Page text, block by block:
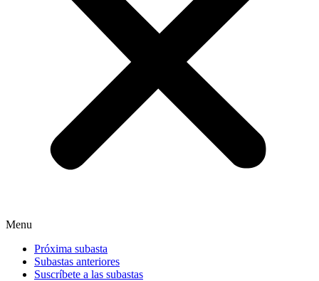
Menu
Próxima subasta
Subastas anteriores
Suscríbete a las subastas